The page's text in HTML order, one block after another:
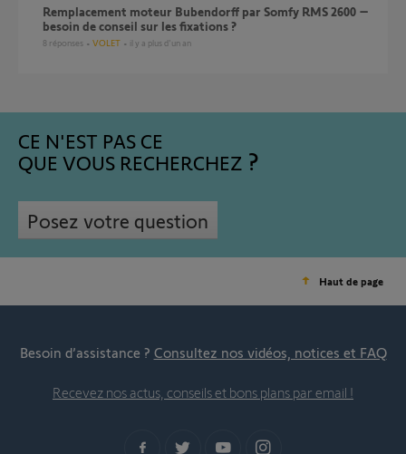
Remplacement moteur Bubendorff par Somfy RMS 2600 –
besoin de conseil sur les fixations ?
8 réponses VOLET il y a plus d'un an
CE N'EST PAS CE
QUE VOUS RECHERCHEZ
Posez votre question
Haut de page
Besoin d’assistance ? Consultez nos vidéos, notices et FAQ
Recevez nos actus, conseils et bons plans par email !